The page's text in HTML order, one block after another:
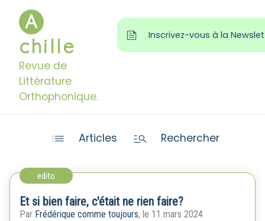
A
chille
Revue de
Littérature
Orthophonique.
 Inscrivez-vous à la
 Articles  Rechercher
Et si bien faire, c'était ne rien faire?
edito
Par Frédérique comme toujours, le 11 mars 2024